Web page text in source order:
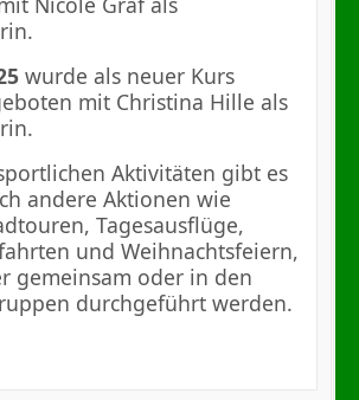
wurde als neuer Kurs
mit Christina Hille als
Aktivitäten gibt es
andere Aktionen wie
Tagesausflüge,
und Weihnachtsfeiern,
gemeinsam oder in den
durchgeführt werden.